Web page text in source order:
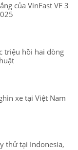
của VinFast VF 3
triệu hồi hai dòng
xe tại Việt Nam
thử tại Indonesia,